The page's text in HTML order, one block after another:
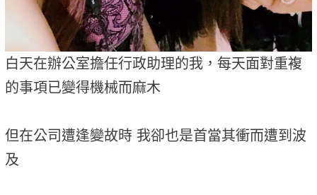
白天在辦公室擔任行政助理的我，每天面對重複
的事項已變得機械而麻木
但在公司遭逢變故時 我卻也是首當其衝而遭到波
及